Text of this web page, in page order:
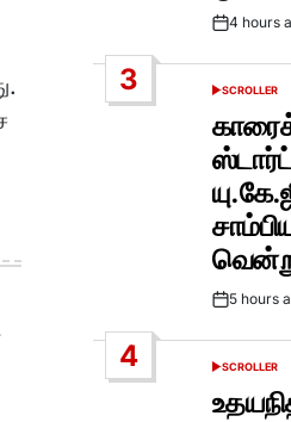
Post4 hours
3
POSTED
SCROLLER
Post5 hours
4
POSTED
SCROLLER